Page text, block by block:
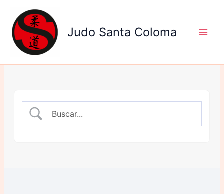
contenido
Judo Santa Coloma